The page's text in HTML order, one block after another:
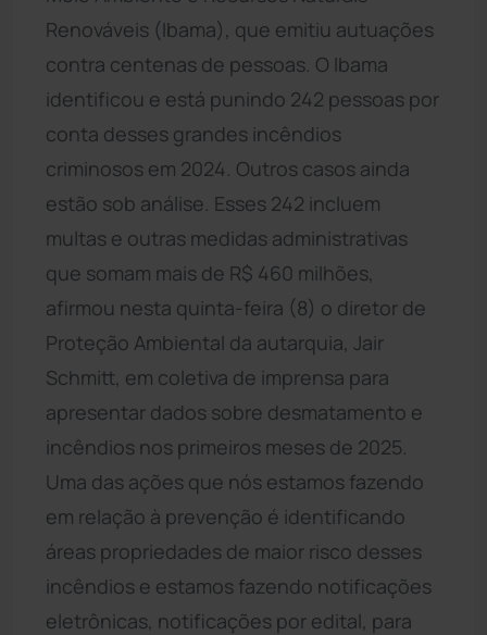
Renováveis (Ibama), que emitiu autuações
contra centenas de pessoas. O Ibama
identificou e está punindo 242 pessoas por
conta desses grandes incêndios
criminosos em 2024. Outros casos ainda
estão sob análise. Esses 242 incluem
multas e outras medidas administrativas
que somam mais de R$ 460 milhões,
afirmou nesta quinta-feira (8) o diretor de
Proteção Ambiental da autarquia, Jair
Schmitt, em coletiva de imprensa para
apresentar dados sobre desmatamento e
incêndios nos primeiros meses de 2025.
Uma das ações que nós estamos fazendo
em relação à prevenção é identificando
áreas propriedades de maior risco desses
incêndios e estamos fazendo notificações
eletrônicas, notificações por edital, para